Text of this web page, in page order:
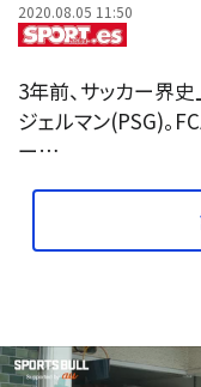
2020.08.05 11:50
3年前、サッカー界
ジェルマン(PSG)。
ー…